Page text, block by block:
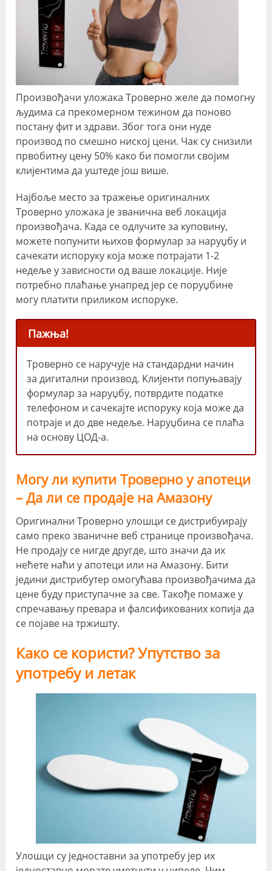
Произвођачи уложака Троверно желе да помогну
људима са прекомерном тежином да поново
постану фит и здрави. Због тога они нуде
производ по смешно ниској цени. Чак су снизили
првобитну цену 50% како би помогли својим
клијентима да уштеде још више.
Најбоље место за тражење оригиналних
Троверно уложака је званична веб локација
произвођача. Када се одлучите за куповину,
можете попунити њихов формулар за наруџбу и
сачекати испоруку која може потрајати 1-2
недеље у зависности од ваше локације. Није
потребно плаћање унапред јер се поруџбине
могу платити приликом испоруке.
Пажња!
Троверно се наручује на стандардни начин
за дигитални производ. Клијенти попуњавају
формулар за наруџбу, потврдите податке
телефоном и сачекајте испоруку која може да
потраје и до две недеље. Наруџбина се плаћа
на основу ЦОД-а.
Могу ли купити Троверно у апотеци
– Да ли се продаје на Амазону
Оригинални Троверно улошци се дистрибуирају
само преко званичне веб странице произвођача.
Не продају се нигде другде, што значи да их
нећете наћи у апотеци или на Амазону. Бити
једини дистрибутер омогућава произвођачима да
цене буду приступачне за све. Такође помаже у
спречавању превара и фалсификованих копија да
се појаве на тржишту.
Како се користи? Упутство за
употребу и летак
Улошци су једноставни за употребу јер их